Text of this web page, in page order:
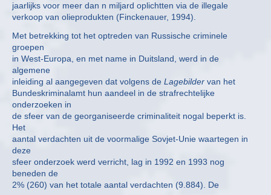
jaarlijks voor meer dan n miljard oplichtten via de illegale
verkoop van olieprodukten (Finckenauer, 1994).
Met betrekking tot het optreden van Russische criminele
groepen
in West-Europa, en met name in Duitsland, werd in de
algemene
inleiding al aangegeven dat volgens de Lagebilder van het
Bundeskriminalamt hun aandeel in de strafrechtelijke
onderzoeken in
de sfeer van de georganiseerde criminaliteit nogal beperkt is.
Het
aantal verdachten uit de voormalige Sovjet-Unie waartegen in
deze
sfeer onderzoek werd verricht, lag in 1992 en 1993 nog
beneden de
2% (260) van het totale aantal verdachten (9.884). De